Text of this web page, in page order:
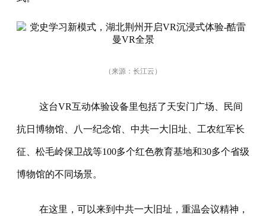
（来源： 长江云 ）
这台VR互动体验设备里包括了天安门广场、民间
抗日博物馆、八一纪念馆、中共一大旧址、工农红军长
征、松毛岭保卫战等100多个红色教育基地和30多个省级
博物馆的不同场景。
在这里，可以来到中共一大旧址，重温会议精神，